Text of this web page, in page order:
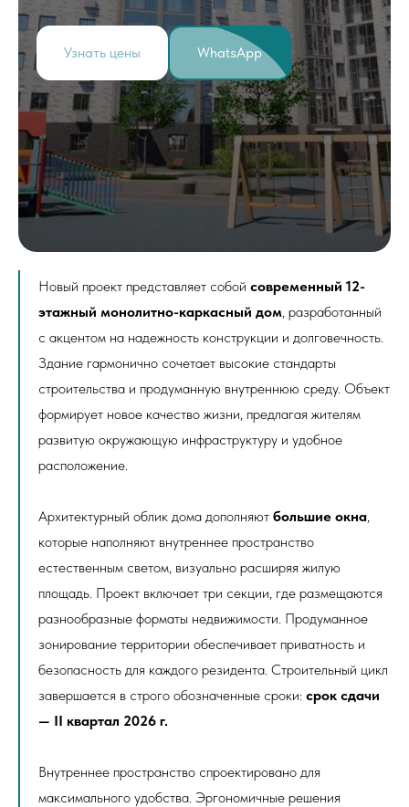
Узнать цены WhatsApp
Новый проект представляет собой современный 12-
этажный монолитно-каркасный дом, разработанный
с акцентом на надежность конструкции и долговечность.
Здание гармонично сочетает высокие стандарты
строительства и продуманную внутреннюю среду. Объект
формирует новое качество жизни, предлагая жителям
развитую окружающую инфраструктуру и удобное
расположение.
Архитектурный облик дома дополняют большие окна,
которые наполняют внутреннее пространство
естественным светом, визуально расширяя жилую
площадь. Проект включает три секции, где размещаются
разнообразные форматы недвижимости. Продуманное
зонирование территории обеспечивает приватность и
безопасность для каждого резидента. Строительный цикл
завершается в строго обозначенные сроки: срок сдачи
— II квартал 2026 г.
Внутреннее пространство спроектировано для
максимального удобства. Эргономичные решения